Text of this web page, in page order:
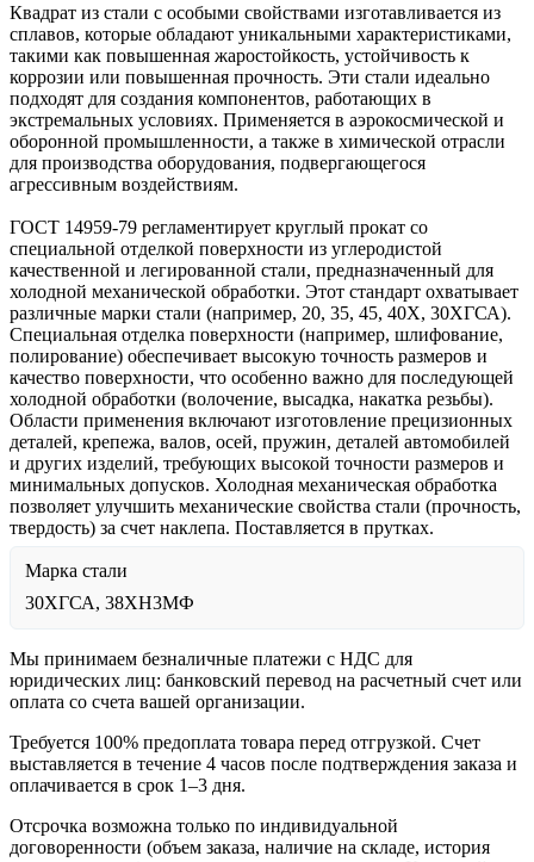
Квадрат из стали с особыми свойствами изготавливается из
сплавов, которые обладают уникальными характеристиками,
такими как повышенная жаростойкость, устойчивость к
коррозии или повышенная прочность. Эти стали идеально
подходят для создания компонентов, работающих в
экстремальных условиях. Применяется в аэрокосмической и
оборонной промышленности, а также в химической отрасли
для производства оборудования, подвергающегося
агрессивным воздействиям.
ГОСТ 14959-79 регламентирует круглый прокат со
специальной отделкой поверхности из углеродистой
качественной и легированной стали, предназначенный для
холодной механической обработки. Этот стандарт охватывает
различные марки стали (например, 20, 35, 45, 40Х, 30ХГСА).
Специальная отделка поверхности (например, шлифование,
полирование) обеспечивает высокую точность размеров и
качество поверхности, что особенно важно для последующей
холодной обработки (волочение, высадка, накатка резьбы).
Области применения включают изготовление прецизионных
деталей, крепежа, валов, осей, пружин, деталей автомобилей
и других изделий, требующих высокой точности размеров и
минимальных допусков. Холодная механическая обработка
позволяет улучшить механические свойства стали (прочность,
твердость) за счет наклепа. Поставляется в прутках.
Марка стали
30ХГСА, 38ХН3МФ
Мы принимаем безналичные платежи с НДС для
юридических лиц: банковский перевод на расчетный счет или
оплата со счета вашей организации.
Требуется 100% предоплата товара перед отгрузкой. Счет
выставляется в течение 4 часов после подтверждения заказа и
оплачивается в срок 1–3 дня.
Отсрочка возможна только по индивидуальной
договоренности (объем заказа, наличие на складе, история